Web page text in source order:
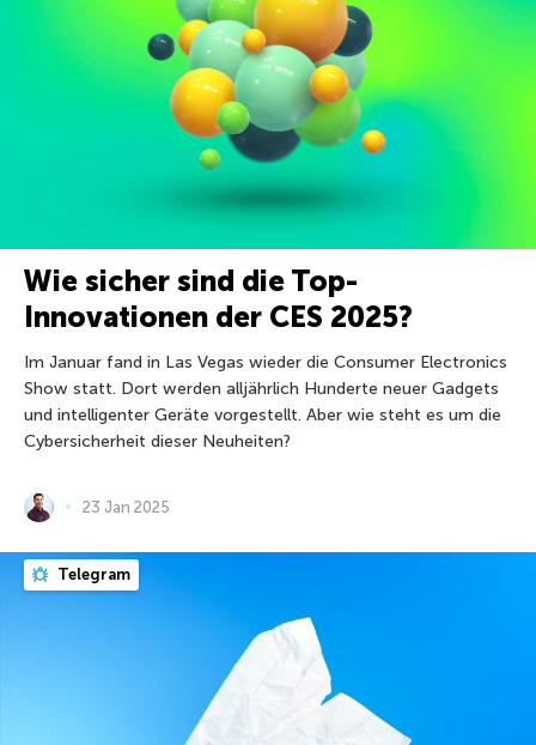
Wie sicher sind die Top-
Innovationen der CES 2025?
Im Januar fand in Las Vegas wieder die Consumer Electronics
Show statt. Dort werden alljährlich Hunderte neuer Gadgets
und intelligenter Geräte vorgestellt. Aber wie steht es um die
Cybersicherheit dieser Neuheiten?
23 Jan 2025
Telegram